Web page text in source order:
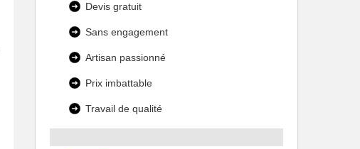
Devis gratuit
Sans engagement
Artisan passionné
Prix imbattable
Travail de qualité